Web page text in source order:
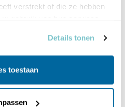
verstrekt of die ze hebben
Details tonen
toestaan